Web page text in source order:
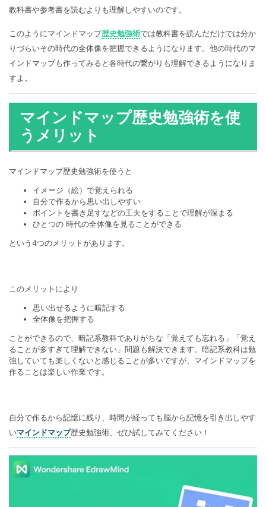
教科書や参考書を読むよりも理解しやすいのです。
このようにマインドマップ歴史勉強術では教科書を読んだだけでは分か
りづらいその時代の全体像を把握できるようになります。他の時代のマ
インドマップも作ってみると各時代の繋がりも理解できるようになりま
すよ。
マインドマップ歴史勉強術を使
うメリット
マインドマップ歴史勉強術を使うと
イメージ（絵）で覚えられる
自分で作るから思い出しやすい
ポイントを書き足すなどの工夫をすることで理解が深まる
ひとつの 時代の全体像を見ることができる
という4つのメリットがあります。
このメリットにより
思い出せるように暗記する
全体像を把握する
ことができるので、暗記系教科でありがちな「覚えても忘れる」「覚え
ることが多すぎて理解できない」問題も解決できます。暗記系教科は勉
強していても楽しくないと感じることが多いですが、マインドマップを
作ることは楽しい作業です。
自分で作るから記憶に残り、時間が経っても脳から記憶を引き出しやす
いマインドマップ歴史勉強術、ぜひ試してみてください！